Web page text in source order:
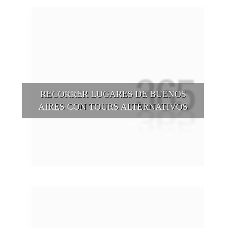
RECORRER LUGARES DE BUENOS
AIRES CON TOURS ALTERNATIVOS